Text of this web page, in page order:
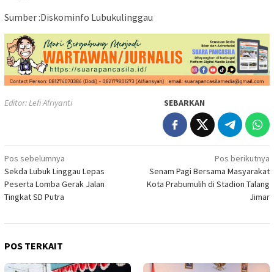
Sumber :Diskominfo Lubukulinggau
Editor: Lefi Afriyanti SEBARKAN
Navigasi
pos
Pos sebelumnya
Sekda Lubuk Linggau Lepas
Peserta Lomba Gerak Jalan
Tingkat SD Putra
Pos berikutnya
Senam Pagi Bersama Masyarakat
Kota Prabumulih di Stadion Talang
Jimar
POS TERKAIT